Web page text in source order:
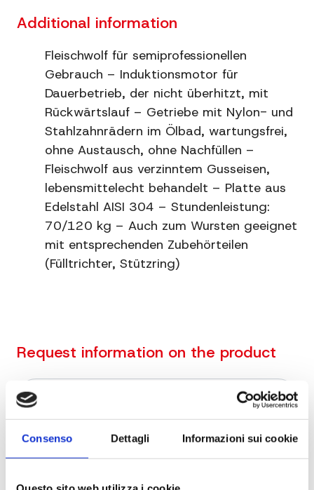
Consenso Dettagli Informazioni sui cookie
Wenden
Zahnräder Metallo e nylon
Drehgeschwindigkeit 104 g/m
Piastra diametro 8 mm. e
coltello in acciaio al
carbonio
Material Ghisa stagnata
Additional information
Fleischwolf für semiprofessionellen
Gebrauch – Induktionsmotor für
Dauerbetrieb, der nicht überhitzt, mit
Rückwärtslauf – Getriebe mit Nylon- und
Stahlzahnrädern im Ölbad, wartungsfrei,
ohne Austausch, ohne Nachfüllen –
Fleischwolf aus verzinntem Gusseisen,
lebensmittelecht behandelt – Platte aus
Edelstahl AISI 304 – Stundenleistung:
70/120 kg – Auch zum Wursten geeignet
mit entsprechenden Zubehörteilen
(Fülltrichter, Stützring)
Request information on the product